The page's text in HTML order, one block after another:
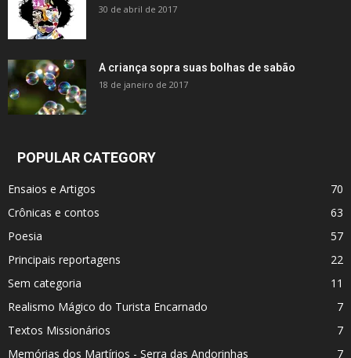
30 de abril de 2017
A criança sopra suas bolhas de sabão
18 de janeiro de 2017
POPULAR CATEGORY
Ensaios e Artigos
70
Crônicas e contos
63
Poesia
57
Principais reportagens
22
Sem categoria
11
Realismo Mágico do Turista Encarnado
7
Textos Missionários
7
Memórias dos Martí­rios - Serra das Andorinhas
7